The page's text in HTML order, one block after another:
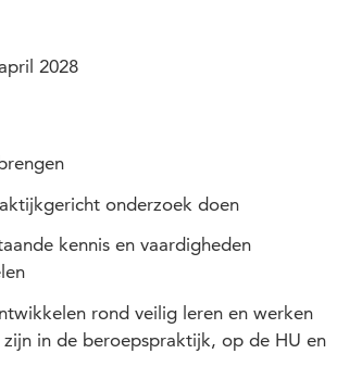
2028
onderzoek doen
kennis en vaardigheden
rond veilig leren en werken
in de beroepspraktijk, op de HU en